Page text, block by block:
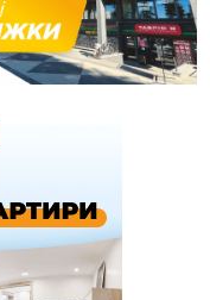
розпочати
років
"Оберегу" дані про
інший керманич,
закрили
6 серпня